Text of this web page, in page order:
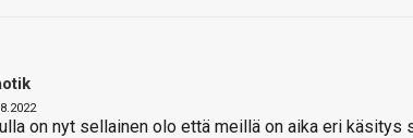
on nyt sellainen olo että meillä on aika eri